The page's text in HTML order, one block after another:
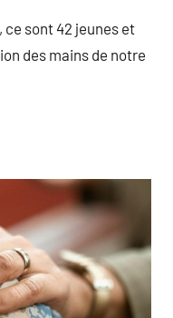
sont 42 jeunes et
des mains de notre